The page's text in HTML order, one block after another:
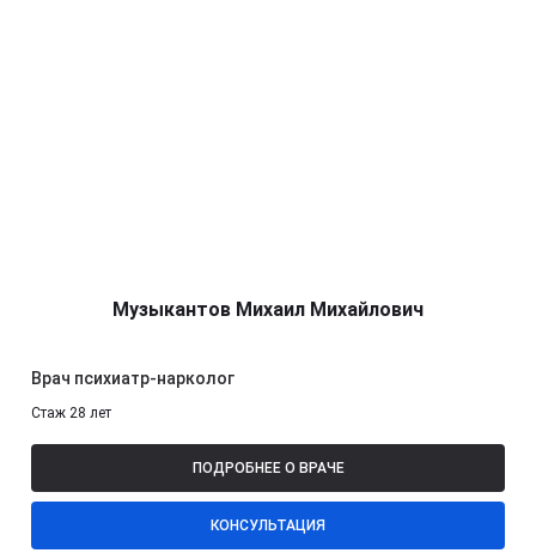
Музыкантов Михаил Михайлович
Врач психиатр-нарколог
Стаж 28 лет
ПОДРОБНЕЕ О ВРАЧЕ
КОНСУЛЬТАЦИЯ